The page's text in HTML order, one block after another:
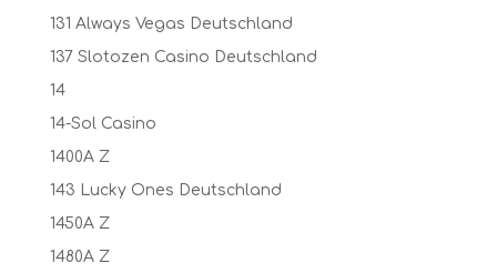
131 Always Vegas Deutschland
137 Slotozen Casino Deutschland
14
14-Sol Casino
1400A Z
143 Lucky Ones Deutschland
1450A Z
1480A Z